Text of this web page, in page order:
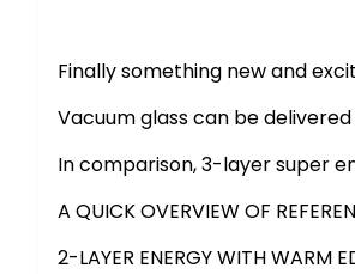
Finally something new and
Vacuum glass can be
In comparison, 3-layer super
A QUICK OVERVIEW OF
2-LAYER ENERGY WITH